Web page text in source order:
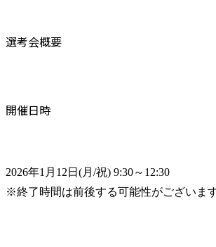
選考会概要
開催日時
2026年1月12日(月/祝) 9:30～12:30
※終了時間は前後する可能性がございます